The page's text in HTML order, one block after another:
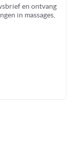
en ontvang
in massages,